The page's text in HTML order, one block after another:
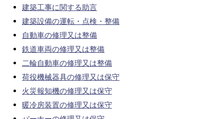
建築工事に関する助言
建築設備の運転・点検・整備
自動車の修理又は整備
鉄道車両の修理又は整備
二輪自動車の修理又は整備
荷役機械器具の修理又は保守
火災報知機の修理又は保守
暖冷房装置の修理又は保守